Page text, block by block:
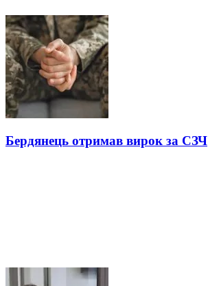
Бердянець отримав вирок за СЗЧ